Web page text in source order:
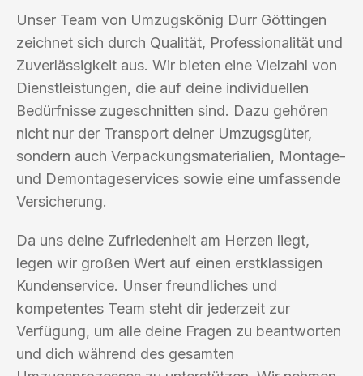
Unser Team von Umzugskönig Durr Göttingen
zeichnet sich durch Qualität, Professionalität und
Zuverlässigkeit aus. Wir bieten eine Vielzahl von
Dienstleistungen, die auf deine individuellen
Bedürfnisse zugeschnitten sind. Dazu gehören
nicht nur der Transport deiner Umzugsgüter,
sondern auch Verpackungsmaterialien, Montage-
und Demontageservices sowie eine umfassende
Versicherung.
Da uns deine Zufriedenheit am Herzen liegt,
legen wir großen Wert auf einen erstklassigen
Kundenservice. Unser freundliches und
kompetentes Team steht dir jederzeit zur
Verfügung, um alle deine Fragen zu beantworten
und dich während des gesamten